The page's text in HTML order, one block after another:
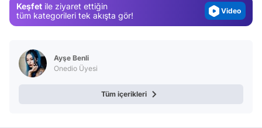
Keşfet ile ziyaret ettiğin
tüm kategorileri tek akışta gör!
Video
Ayşe Benli
Onedio Üyesi
Tüm içerikleri